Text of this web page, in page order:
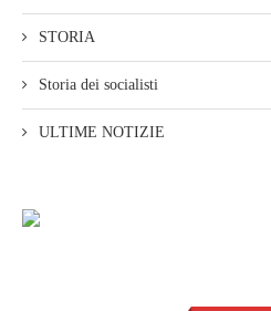
STORIA
Storia dei socialisti
ULTIME NOTIZIE